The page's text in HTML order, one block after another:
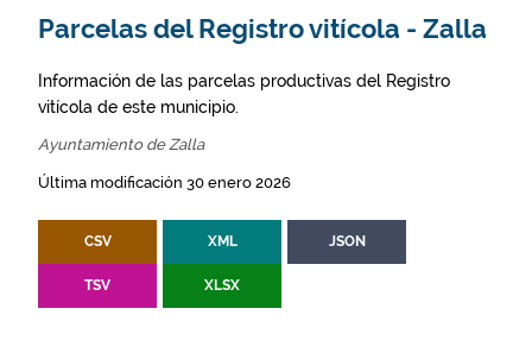
Parcelas del Registro vitícola - Zalla
Información de las parcelas productivas del Registro
vitícola de este municipio.
Ayuntamiento de Zalla
Última modificación 30 enero 2026
CSV XML JSON
TSV XLSX